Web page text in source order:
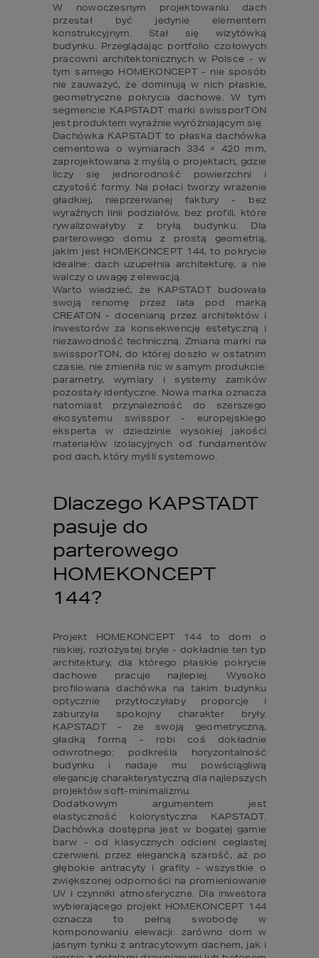
W nowoczesnym projektowaniu dach
przestał być jedynie elementem
konstrukcyjnym. Stał się wizytówką
budynku. Przeglądając portfolio czołowych
pracowni architektonicznych w Polsce - w
tym samego HOMEKONCEPT - nie sposób
nie zauważyć, że dominują w nich płaskie,
geometryczne pokrycia dachowe. W tym
segmencie KAPSTADT marki swissporTON
jest produktem wyraźnie wyróżniającym się.
Dachówka KAPSTADT to płaska dachówka
cementowa o wymiarach 334 × 420 mm,
zaprojektowana z myślą o projektach, gdzie
liczy się jednorodność powierzchni i
czystość formy. Na połaci tworzy wrażenie
gładkiej, nieprzerwanej faktury - bez
wyraźnych linii podziałów, bez profili, które
rywalizowałyby z bryłą budynku. Dla
parterowego domu z prostą geometrią,
jakim jest HOMEKONCEPT 144, to pokrycie
idealne: dach uzupełnia architekturę, a nie
walczy o uwagę z elewacją.
Warto wiedzieć, że KAPSTADT budowała
swoją renomę przez lata pod marką
CREATON - docenianą przez architektów i
inwestorów za konsekwencję estetyczną i
niezawodność techniczną. Zmiana marki na
swissporTON, do której doszło w ostatnim
czasie, nie zmieniła nic w samym produkcie:
parametry, wymiary i systemy zamków
pozostały identyczne. Nowa marka oznacza
natomiast przynależność do szerszego
ekosystemu swisspor - europejskiego
eksperta w dziedzinie wysokiej jakości
materiałów izolacyjnych od fundamentów
pod dach, który myśli systemowo.
Dlaczego KAPSTADT
pasuje do
parterowego
HOMEKONCEPT
144?
Projekt HOMEKONCEPT 144 to dom o
niskiej, rozłożystej bryle - dokładnie ten typ
architektury, dla którego płaskie pokrycie
dachowe pracuje najlepiej. Wysoko
profilowana dachówka na takim budynku
optycznie przytłoczyłaby proporcje i
zaburzyła spokojny charakter bryły.
KAPSTADT - ze swoją geometryczną,
gładką formą - robi coś dokładnie
odwrotnego: podkreśla horyzontalność
budynku i nadaje mu powściągliwą
elegancję charakterystyczną dla najlepszych
projektów soft-minimalizmu.
Dodatkowym argumentem jest
elastyczność kolorystyczna KAPSTADT.
Dachówka dostępna jest w bogatej gamie
barw - od klasycznych odcieni ceglastej
czerwieni, przez elegancką szarość, aż po
głębokie antracyty i grafity - wszystkie o
zwiększonej odporności na promieniowanie
UV i czynniki atmosferyczne. Dla inwestora
wybierającego projekt HOMEKONCEPT 144
oznacza to pełną swobodę w
komponowaniu elewacji: zarówno dom w
jasnym tynku z antracytowym dachem, jak i